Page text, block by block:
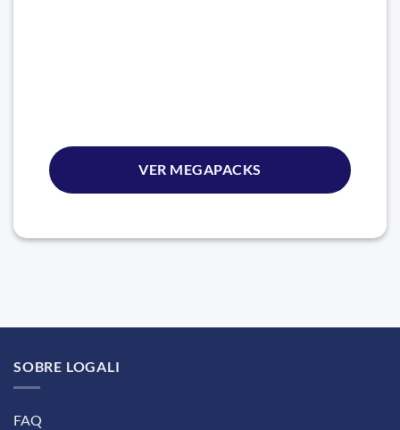
VER MEGAPACKS
SOBRE LOGALI
FAQ